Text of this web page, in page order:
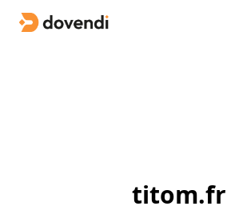
titom.fr